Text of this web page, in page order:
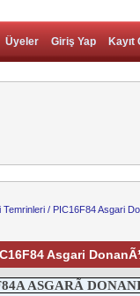
Üyeler Giriş Yap Kayıt
Temrinleri / PIC16F84 Asgari
Asgari
ASGARÃ